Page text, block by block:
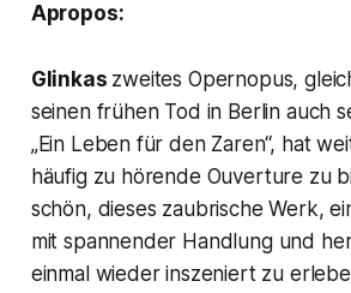
Apropos:
Glinkas zweites Opernopus,
seinen frühen Tod in Berlin auch
„Ein Leben für den Zaren“, hat
häufig zu hörende Ouverture zu
schön, dieses zaubrische Werk,
mit spannender Handlung und
einmal wieder inszeniert zu